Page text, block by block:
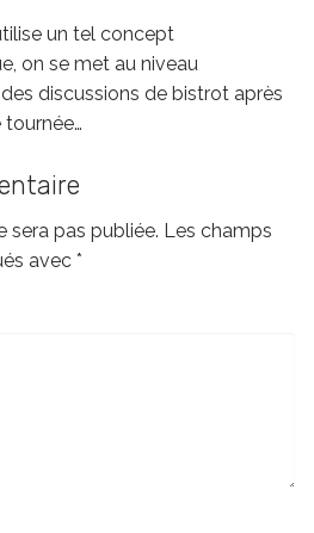
un tel concept
on se met au niveau
discussions de bistrot après
sera pas publiée. Les champs
avec *